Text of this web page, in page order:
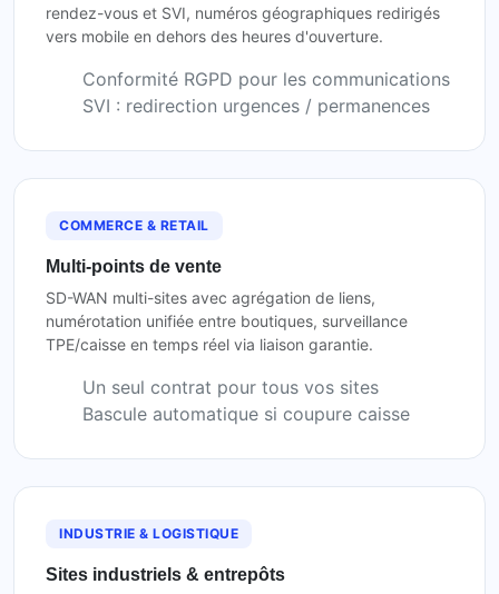
rendez-vous et SVI, numéros géographiques redirigés
vers mobile en dehors des heures d'ouverture.
Conformité RGPD pour les communications
SVI : redirection urgences / permanences
COMMERCE & RETAIL
Multi-points de vente
SD-WAN multi-sites avec agrégation de liens,
numérotation unifiée entre boutiques, surveillance
TPE/caisse en temps réel via liaison garantie.
Un seul contrat pour tous vos sites
Bascule automatique si coupure caisse
INDUSTRIE & LOGISTIQUE
Sites industriels & entrepôts